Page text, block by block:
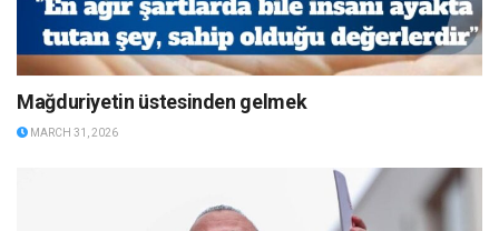
Mağduriyetin üstesinden gelmek
MARCH 31, 2026